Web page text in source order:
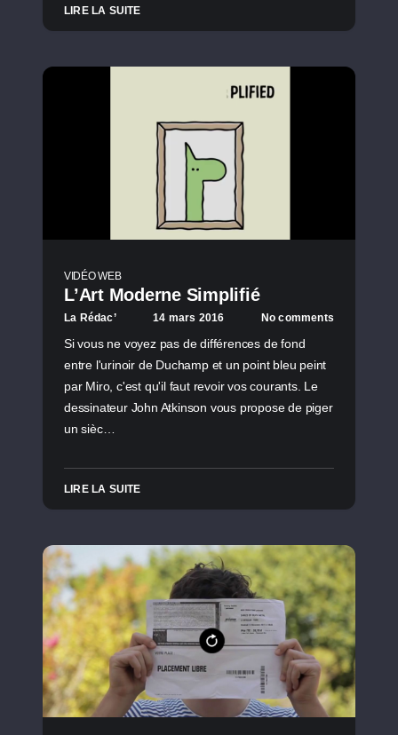
LIRE LA SUITE
VIDÉO WEB
L’Art Moderne Simplifié
La Rédac’ 14 mars 2016 No comments
Si vous ne voyez pas de différences de fond
entre l'urinoir de Duchamp et un point bleu peint
par Miro, c'est qu'il faut revoir vos courants. Le
dessinateur John Atkinson vous propose de piger
un sièc…
LIRE LA SUITE